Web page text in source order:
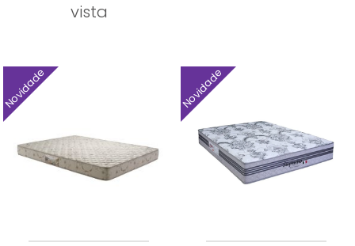
vista
Novidade Novidade